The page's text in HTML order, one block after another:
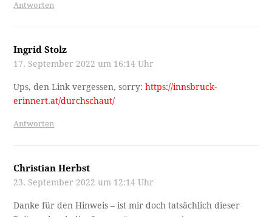
Antworten
Ingrid Stolz
17. September 2022 um 16:14 Uhr
Ups, den Link vergessen, sorry:https://innsbruck-
erinnert.at/durchschaut/
Antworten
Christian Herbst
23. September 2022 um 12:14 Uhr
Danke für den Hinweis – ist mir doch tatsächlich dieser